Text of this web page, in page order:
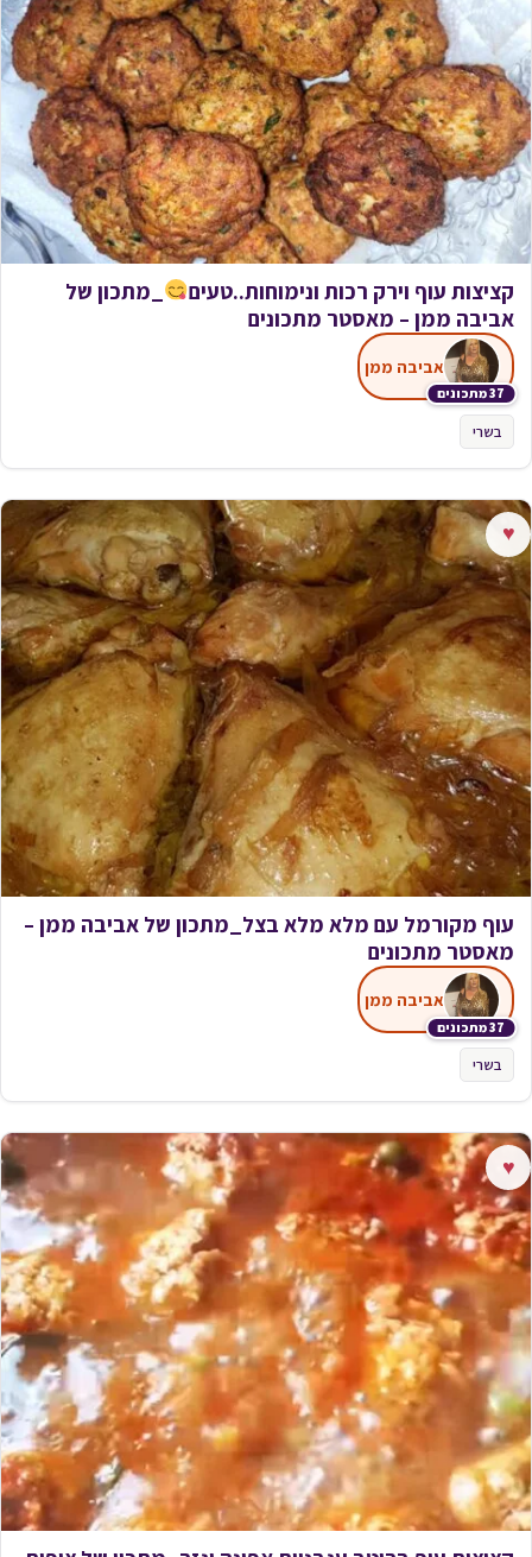
קציצות עוף וירק רכות ונימוחות..טעים
_מתכון של
אביבה ממן – מאסטר מתכונים
37 מתכונים
אביבה ממן
בשרי
♥
עוף מקורמל עם מלא מלא בצל_מתכון של אביבה ממן –
מאסטר מתכונים
37 מתכונים
אביבה ממן
בשרי
♥